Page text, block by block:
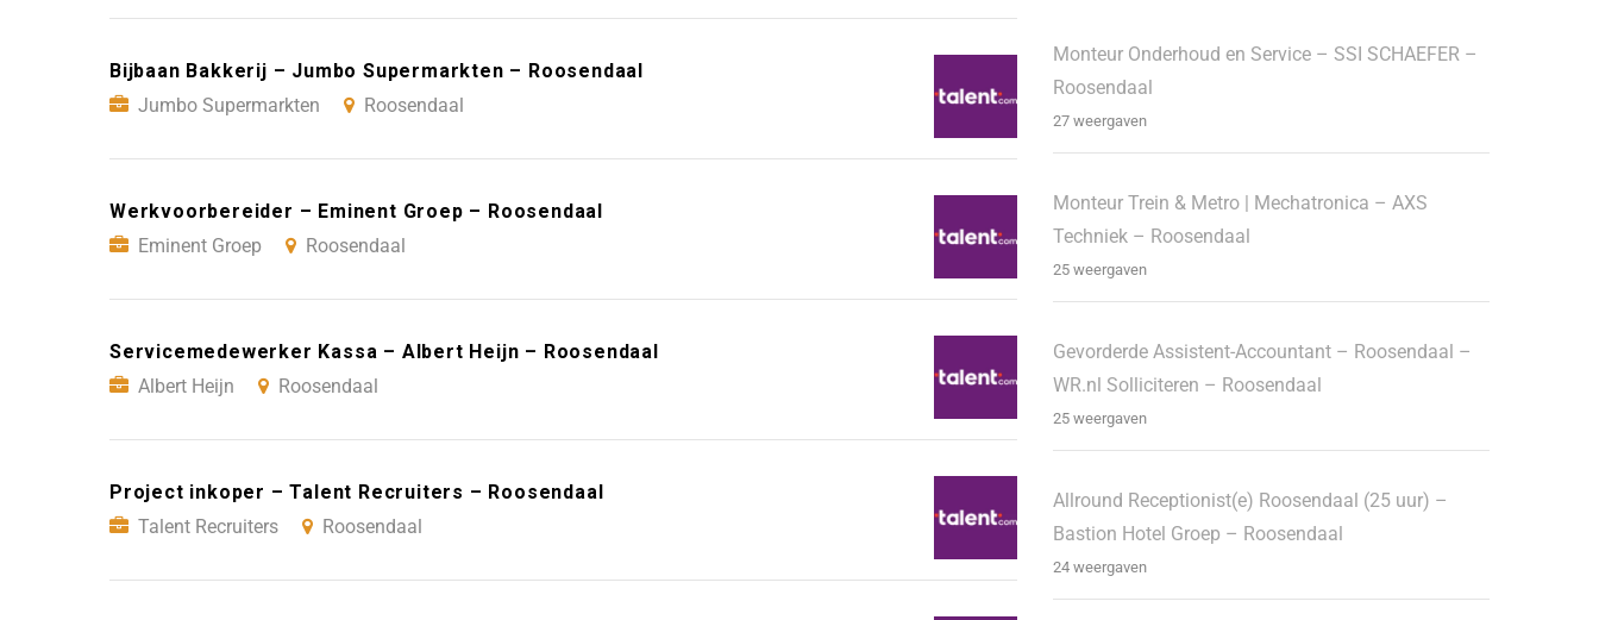
Bijbaan Bakkerij – Jumbo Supermarkten – Roosendaal
Jumbo Supermarkten
Roosendaal
Werkvoorbereider – Eminent Groep – Roosendaal
Eminent Groep
Roosendaal
Servicemedewerker Kassa – Albert Heijn – Roosendaal
Albert Heijn
Roosendaal
Project inkoper – Talent Recruiters – Roosendaal
Talent Recruiters
Roosendaal
Monteur Onderhoud en Service – SSI SCHAEFER –
Roosendaal
27 weergaven
Monteur Trein & Metro | Mechatronica – AXS
Techniek – Roosendaal
25 weergaven
Gevorderde Assistent-Accountant – Roosendaal –
WR.nl Solliciteren – Roosendaal
25 weergaven
Allround Receptionist(e) Roosendaal (25 uur) –
Bastion Hotel Groep – Roosendaal
24 weergaven